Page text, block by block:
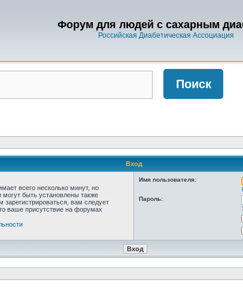
Форум для людей с сахарным
Российская Диабетическая Ассоциация
Вход
всего несколько минут, но
быть установлены также
зарегистрироваться, вам следует
ваше присутствие на форумах
Имя пользователя:
Пароль: